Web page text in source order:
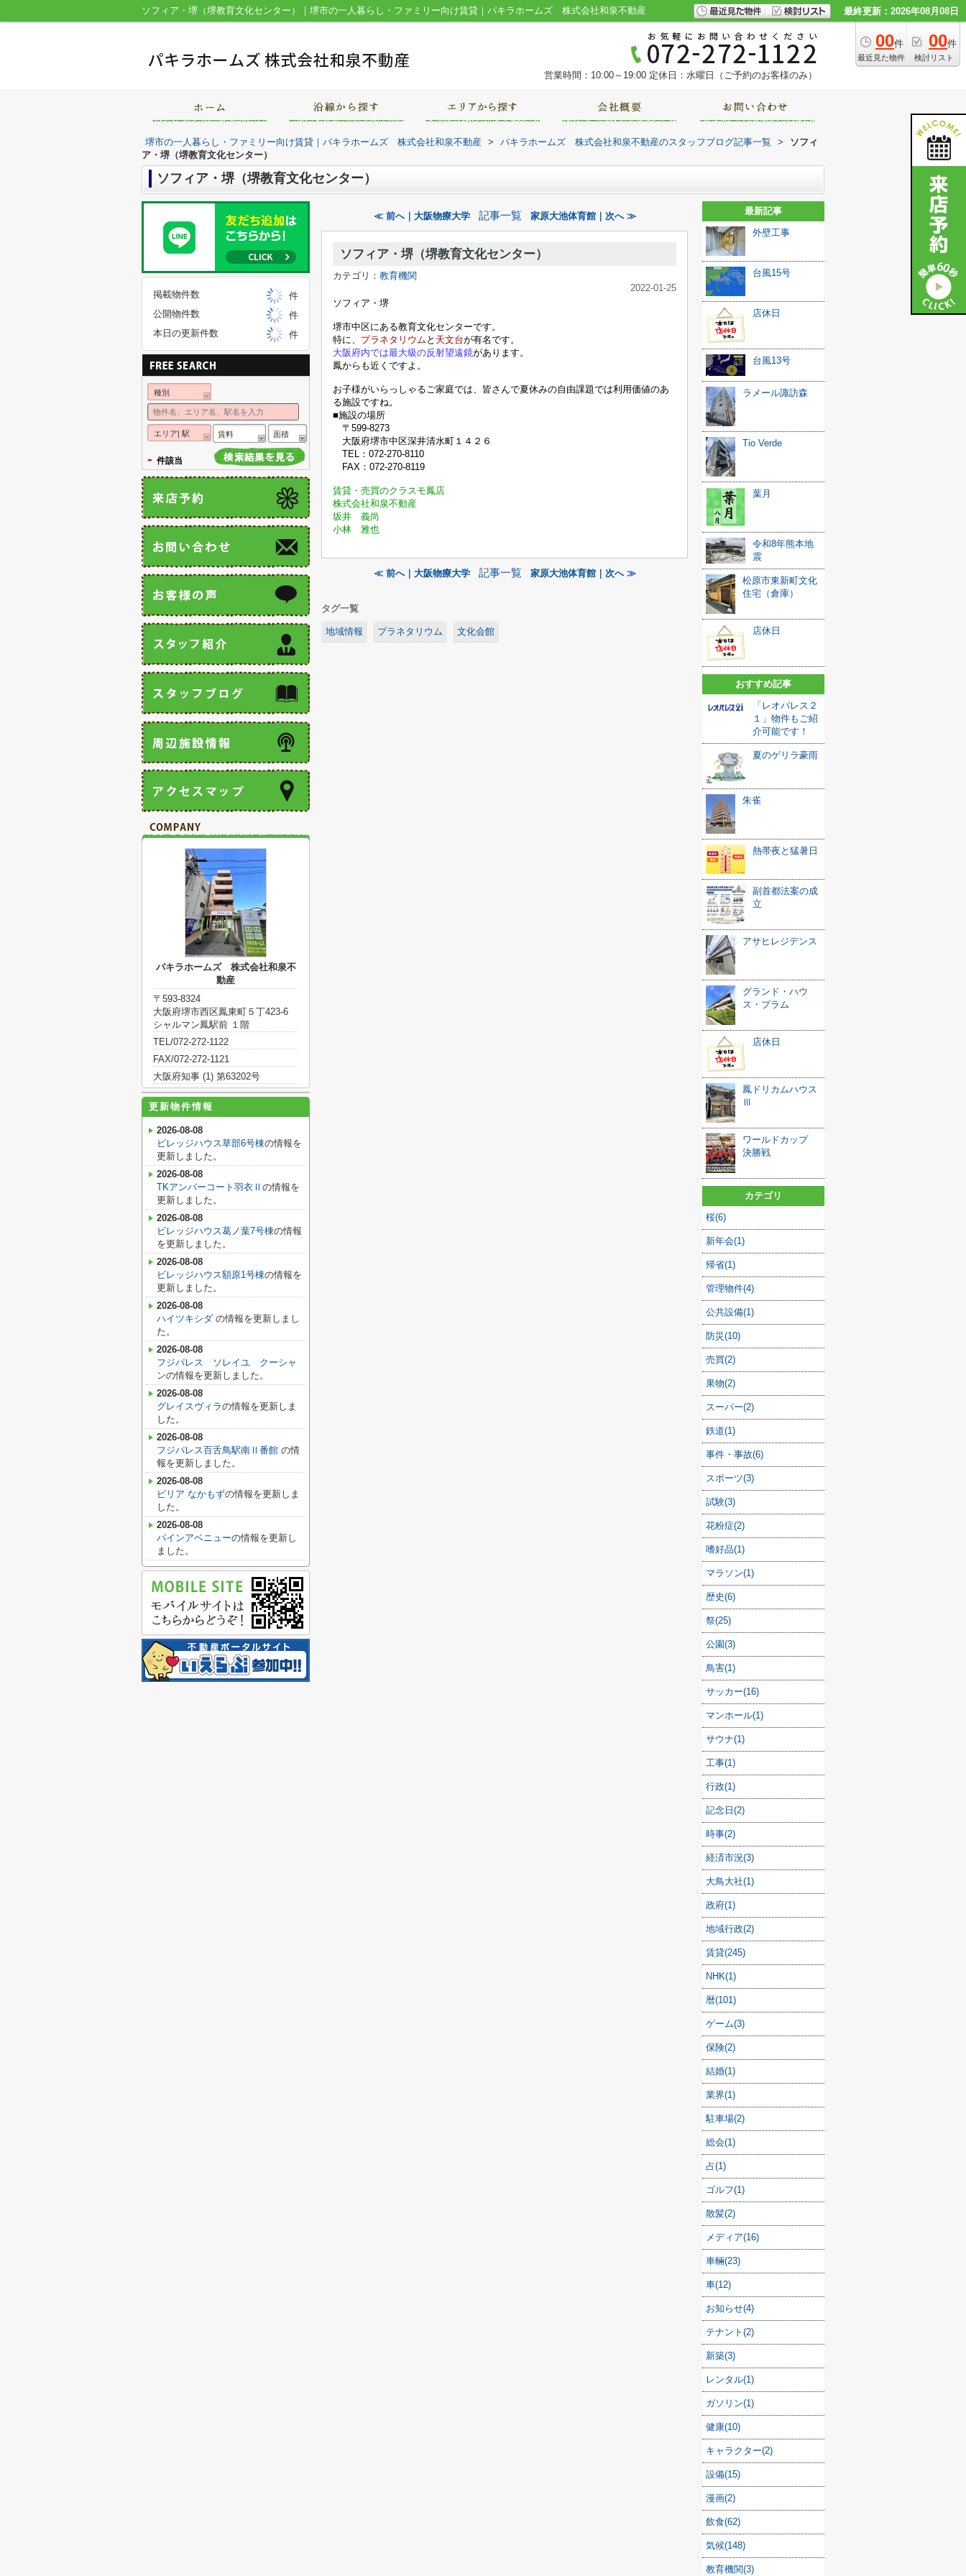
ソフィア・堺（堺教育文化センター）｜堺市の一人暮らし・ファミリー向け賃貸｜パキラホームズ 株式会社和泉不動産 最終更新：2026年08月08日
00件
最近見た物件
00件
検討リスト
営業時間：10:00～19:00 定休日：水曜日（ご予約のお客様のみ）
堺市の一人暮らし・ファミリー向け賃貸｜パキラホームズ 株式会社和泉不動産 > パキラホームズ 株式会社和泉不動産のスタッフブログ記事一覧 >
ソフィ
ア・堺（堺教育文化センター）
ソフィア・堺（堺教育文化センター）
≪ 前へ｜大阪物療大学 記事一覧 家原大池体育館｜次へ ≫
ソフィア・堺（堺教育文化センター）
カテゴリ： 教育機関
2022-01-25
ソフィア・堺
堺市中区にある教育文化センターです。
特に、 プラネタリウム と 天文台が有名です。
大阪府内では最大級の反射望遠鏡があります。
鳳からも近くですよ。
お子様がいらっしゃるご家庭では、皆さんで夏休みの自由課題では利用価値のあ
る施設ですね。
■施設の場所
〒599-8273
大阪府堺市中区深井清水町１４２６
TEL：072-270-8110
FAX：072-270-8119
賃貸・売買のクラスモ鳳店
株式会社和泉不動産
坂井 義尚
小林 雅也
≪ 前へ｜大阪物療大学 記事一覧 家原大池体育館｜次へ ≫
タグ一覧
地域情報 プラネタリウム 文化会館
最新記事
外壁工事
台風15号
店休日
台風13号
ラメール諏訪森
Tio Verde
葉月
令和8年熊本地
震
松原市東新町文化
住宅（倉庫）
店休日
おすすめ記事
「レオパレス２
１」物件もご紹
介可能です！
夏のゲリラ豪雨
朱雀
熱帯夜と猛暑日
副首都法案の成
立
アサヒレジデンス
グランド・ハウ
ス・プラム
店休日
鳳ドリカムハウス
Ⅲ
ワールドカップ
決勝戦
カテゴリ
桜(6)
新年会(1)
帰省(1)
管理物件(4)
公共設備(1)
防災(10)
売買(2)
果物(2)
スーパー(2)
鉄道(1)
事件・事故(6)
スポーツ(3)
試験(3)
花粉症(2)
嗜好品(1)
マラソン(1)
歴史(6)
祭(25)
公園(3)
鳥害(1)
サッカー(16)
マンホール(1)
サウナ(1)
工事(1)
行政(1)
記念日(2)
時事(2)
経済市況(3)
大鳥大社(1)
政府(1)
地域行政(2)
賃貸(245)
NHK(1)
暦(101)
ゲーム(3)
保険(2)
結婚(1)
業界(1)
駐車場(2)
総会(1)
占(1)
ゴルフ(1)
散髪(2)
メディア(16)
車輛(23)
車(12)
お知らせ(4)
テナント(2)
新築(3)
レンタル(1)
ガソリン(1)
健康(10)
キャラクター(2)
設備(15)
漫画(2)
飲食(62)
気候(148)
教育機関(3)
掲載物件数
件
公開物件数
件
本日の更新件数
件
種別
エリア| 駅 賃料 面積
- 件該当
パキラホームズ 株式会社和泉不
動産
〒593-8324
大阪府堺市西区鳳東町５丁423-6
シャルマン鳳駅前 １階
TEL/072-272-1122
FAX/072-272-1121
大阪府知事 (1) 第63202号
更新物件情報
2026-08-08
ビレッジハウス草部6号棟の情報を
更新しました。
2026-08-08
TKアンバーコート羽衣Ⅱ の情報を
更新しました。
2026-08-08
ビレッジハウス葛ノ葉7号棟の情報
を更新しました。
2026-08-08
ビレッジハウス額原1号棟の情報を
更新しました。
2026-08-08
ハイツキシダ の情報を更新しまし
た。
2026-08-08
フジパレス ソレイユ クーシャ
ンの情報を更新しました。
2026-08-08
グレイスヴィラの情報を更新しま
した。
2026-08-08
フジパレス百舌鳥駅南Ⅱ番館 の情
報を更新しました。
2026-08-08
ピリア なかもずの情報を更新しま
した。
2026-08-08
パインアベニューの情報を更新し
ました。